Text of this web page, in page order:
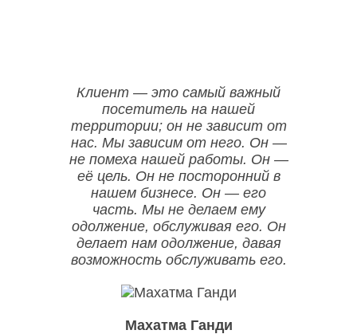
Клиент — это самый важный
посетитель на нашей
территории; он не зависит от
нас. Мы зависим от него. Он —
не помеха нашей работы. Он —
её цель. Он не посторонний в
нашем бизнесе. Он — его
часть. Мы не делаем ему
одолжение, обслуживая его. Он
делает нам одолжение, давая
возможность обслуживать его.
Махатма Ганди